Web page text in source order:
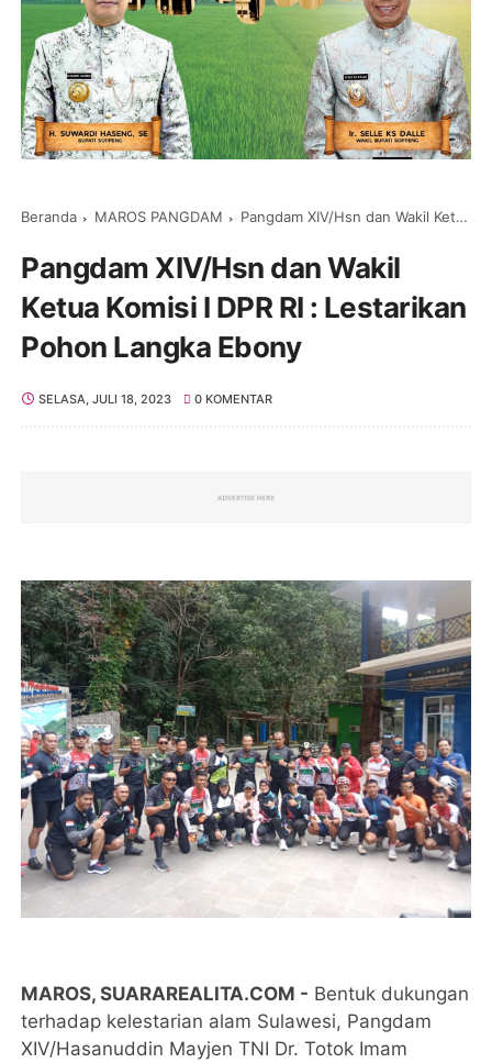
Beranda MAROS PANGDAM Pangdam XIV/Hsn dan Wakil Ketua Komisi I DPR RI : Lestarikan Pohon Langka Ebony
Pangdam XIV/Hsn dan Wakil
Ketua Komisi I DPR RI : Lestarikan
Pohon Langka Ebony
SELASA, JULI 18, 2023 0 KOMENTAR
MAROS, SUARAREALITA.COM - Bentuk dukungan
terhadap kelestarian alam Sulawesi, Pangdam
XIV/Hasanuddin Mayjen TNI Dr. Totok Imam